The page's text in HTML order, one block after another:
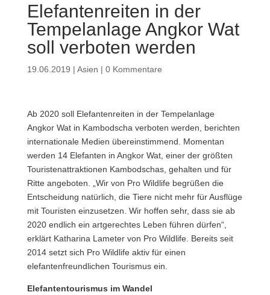
Elefantenreiten in der
Tempelanlage Angkor Wat
soll verboten werden
19.06.2019 | Asien | 0 Kommentare
Ab 2020 soll Elefantenreiten in der Tempelanlage
Angkor Wat in Kambodscha verboten werden, berichten
internationale Medien übereinstimmend.
Momentan
werden 14 Elefanten in Angkor Wat, einer der größten
Touristenattraktionen Kambodschas, gehalten und für
Ritte angeboten. „Wir von Pro Wildlife begrüßen die
Entscheidung natürlich, die Tiere nicht mehr für Ausflüge
mit Touristen einzusetzen. Wir hoffen sehr, dass sie ab
2020 endlich ein artgerechtes Leben führen dürfen“,
erklärt Katharina Lameter von Pro Wildlife. Bereits seit
2014 setzt sich Pro Wildlife aktiv für einen
elefantenfreundlichen Tourismus ein.
Elefantentourismus im Wandel